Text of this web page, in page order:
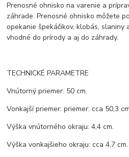
Prenosné ohnisko na varenie a
záhrade. Prenosné ohnisko môžete
opekanie špekáčikov, klobás, slaniny
vhodné do prírody a aj do záhrady.
TECHNICKÉ PARAMETRE
Vnútorný priemer: 50 cm.
Vonkajší priemer: priemer: cca 50,3
Výška vnútorného okraju: 4,4 cm.
Výška vonkajšieho okraju: cca 4,7 cm.